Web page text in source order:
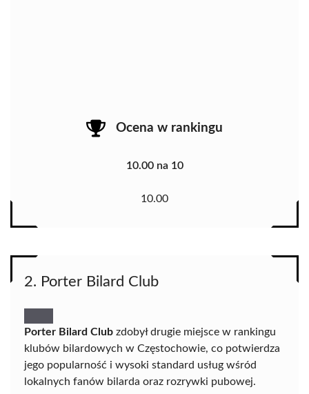
Ocena w rankingu
10.00 na 10
10.00
2. Porter Bilard Club
Porter Bilard Club zdobył drugie miejsce w rankingu
klubów bilardowych w Częstochowie, co potwierdza
jego popularność i wysoki standard usług wśród
lokalnych fanów bilarda oraz rozrywki pubowej.